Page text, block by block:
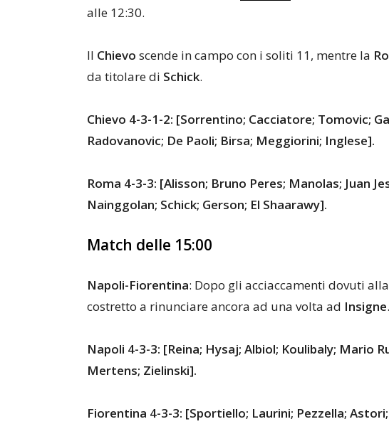
alle 12:30.
Il Chievo scende in campo con i soliti 11, mentre la
da titolare di Schick.
Chievo 4-3-1-2: [Sorrentino; Cacciatore; Tomovic;
Radovanovic; De Paoli; Birsa; Meggiorini; Inglese].
Roma 4-3-3: [Alisson; Bruno Peres; Manolas; Juan
Nainggolan; Schick; Gerson; El Shaarawy].
Match delle 15:00
Napoli-Fiorentina: Dopo gli acciaccamenti dovuti
costretto a rinunciare ancora ad una volta ad Insigne.
Napoli 4-3-3: [Reina; Hysaj; Albiol; Koulibaly; Mario
Mertens; Zielinski].
Fiorentina 4-3-3: [Sportiello; Laurini; Pezzella;